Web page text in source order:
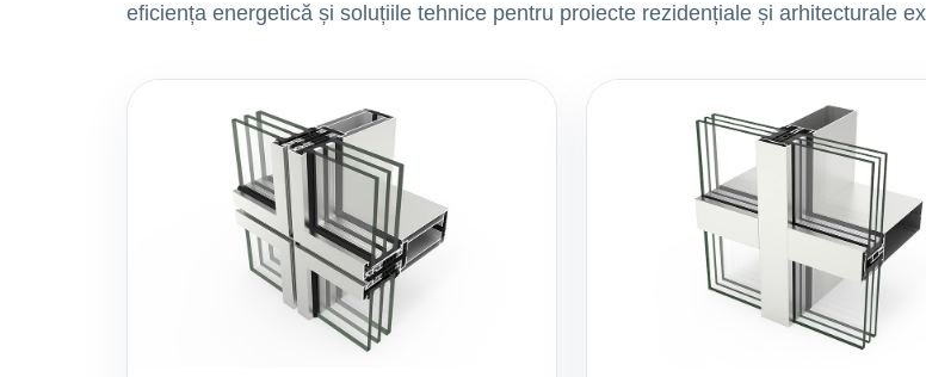
eficiența energetică și soluțiile tehnice pentru proiecte rezidențiale și arhitecturale